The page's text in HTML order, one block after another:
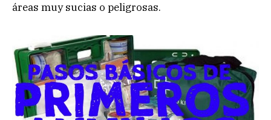
áreas muy sucias o peligrosas.